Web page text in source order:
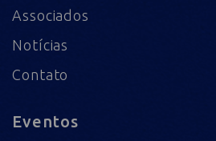
Associados
Notícias
Contato
Eventos